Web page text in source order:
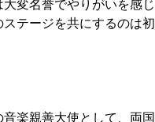
変名誉でやりがいを感じ
テージを共にするのは初
楽親善大使として、両国